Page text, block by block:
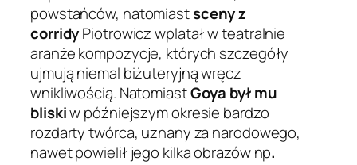
powstańców, natomiastsceny z
corridyPiotrowicz wplatał w teatralnie
aranże kompozycje, których szczegóły
ujmują niemal biżuteryjną wręcz
wnikliwością. NatomiastGoya był mu
bliskiw późniejszym okresie bardzo
rozdarty twórca, uznany za narodowego,
nawet powielił jego kilka obrazów np.